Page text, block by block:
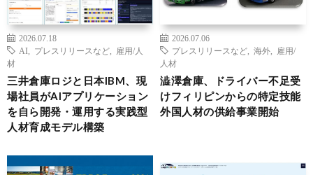
2026.07.18
AI
プレスリリースなど
雇用/人
材
三井倉庫ロジと日本IBM、現
場社員がAIアプリケーション
を自ら開発・運用する実践型
人材育成モデル構築
2026.07.06
プレスリリースなど
海外
雇用/
人材
澁澤倉庫、ドライバー不足受
けフィリピンからの特定技能
外国人材の供給事業開始